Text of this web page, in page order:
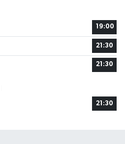
19:00
21:30
21:30
21:30